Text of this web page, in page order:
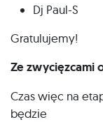
Dj Paul-S
Gratulujemy!
Ze zwycięzcami
Czas więc na
będzie